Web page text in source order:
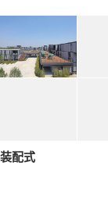
装配式